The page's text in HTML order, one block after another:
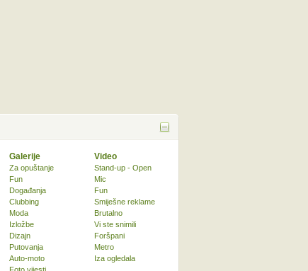
Galerije
Za opuštanje
Fun
Događanja
Clubbing
Moda
Izložbe
Dizajn
Putovanja
Auto-moto
Video
Stand-up - Open
Mic
Fun
Smiješne reklame
Brutalno
Vi ste snimili
Foršpani
Metro
Iza ogledala